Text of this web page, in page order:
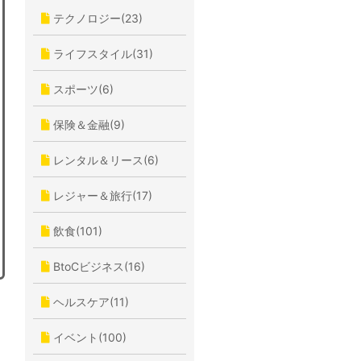
テクノロジー(23)
ライフスタイル(31)
スポーツ(6)
保険＆金融(9)
レンタル＆リース(6)
レジャー＆旅行(17)
飲食(101)
BtoCビジネス(16)
ヘルスケア(11)
イベント(100)